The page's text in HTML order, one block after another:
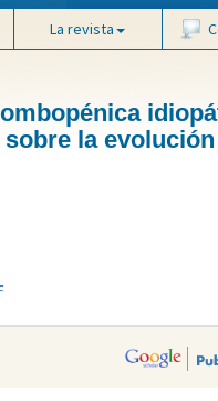
La revista
la